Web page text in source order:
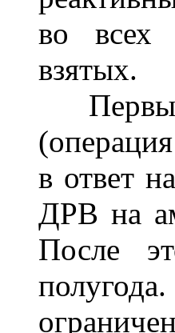
во всех
взятых.
Первый
(операция
в ответ
ДРВ на
После